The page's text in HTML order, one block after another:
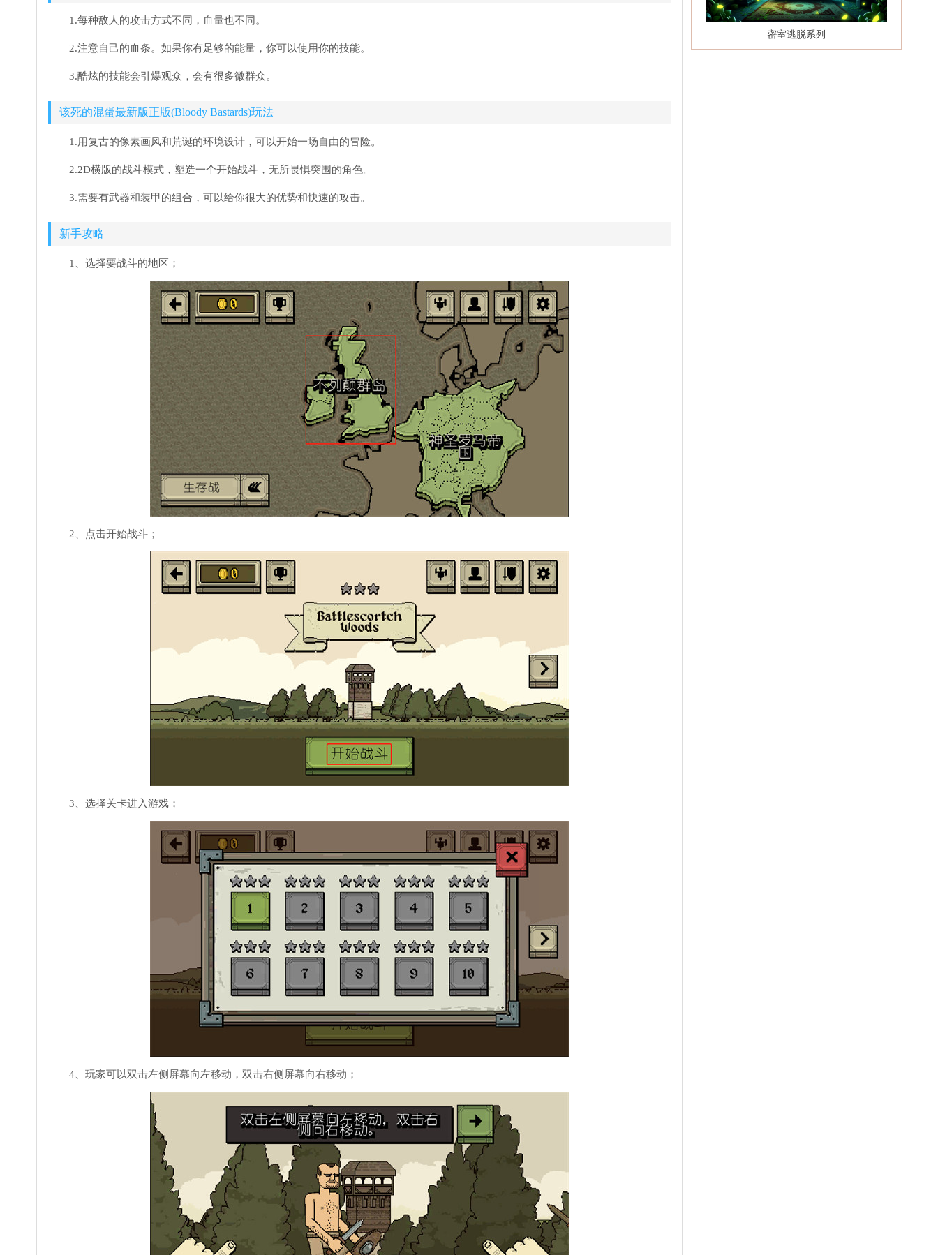
1.每种敌人的攻击方式不同，血量也不同。
2.注意自己的血条。如果你有足够的能量，你可以使用你的技能。
3.酷炫的技能会引爆观众，会有很多微群众。
该死的混蛋最新版正版(Bloody Bastards)玩法
1.用复古的像素画风和荒诞的环境设计，可以开始一场自由的冒险。
2.2D横版的战斗模式，塑造一个开始战斗，无所畏惧突围的角色。
3.需要有武器和装甲的组合，可以给你很大的优势和快速的攻击。
新手攻略
1、选择要战斗的地区；
2、点击开始战斗；
3、选择关卡进入游戏；
4、玩家可以双击左侧屏幕向左移动，双击右侧屏幕向右移动；
密室逃脱系列